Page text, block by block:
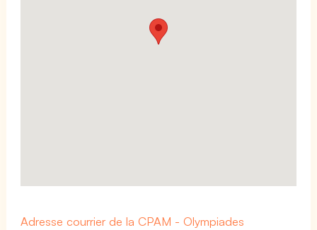
Adresse courrier de la CPAM - Olympiades